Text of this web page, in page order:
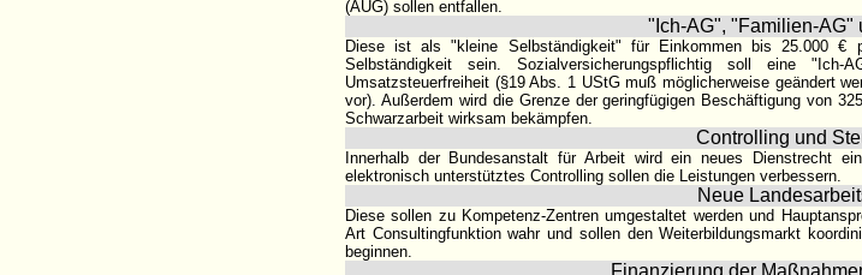
(AÜG) sollen entfallen.
"Ich-AG", "Familien-AG"
Diese ist als "kleine Selbständigkeit" für Einkommen bis 25.000
Selbständigkeit sein. Sozialversicherungspflichtig soll eine
Umsatzsteuerfreiheit (§19 Abs. 1 UStG muß möglicherweise geändert
vor). Außerdem wird die Grenze der geringfügigen Beschäftigung von
Schwarzarbeit wirksam bekämpfen.
Controlling und
Innerhalb der Bundesanstalt für Arbeit wird ein neues Dienstrecht
elektronisch unterstütztes Controlling sollen die Leistungen verbessern.
Neue
Diese sollen zu Kompetenz-Zentren umgestaltet werden und
Art Consultingfunktion wahr und sollen den Weiterbildungsmarkt
beginnen.
Finanzierung der